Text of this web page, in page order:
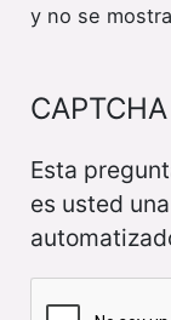
y no se
CAPTCHA
Esta
es usted